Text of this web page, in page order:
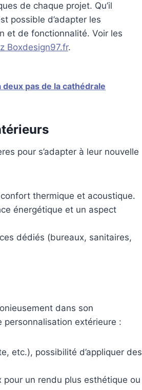
de chaque projet. Qu’il
possible d’adapter les
et de fonctionnalité. Voir les
Boxdesign97.fr.
pas de la cathédrale
pour s’adapter à leur nouvelle
thermique et acoustique.
énergétique et un aspect
dédiés (bureaux, sanitaires,
dans son
extérieure :
etc.), possibilité d’appliquer des
un rendu plus esthétique ou